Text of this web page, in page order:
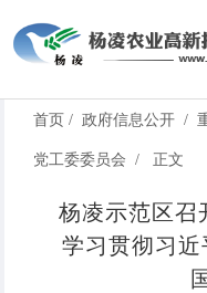
首页 / 政府信息公开 /
党工委委员会 / 正文
杨凌示范区召
学习贯彻习